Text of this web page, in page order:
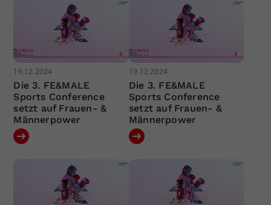
19.12.2024
Die 3. FE&MALE
Sports Conference
setzt auf Frauen- &
Männerpower
19.12.2024
Die 3. FE&MALE
Sports Conference
setzt auf Frauen- &
Männerpower